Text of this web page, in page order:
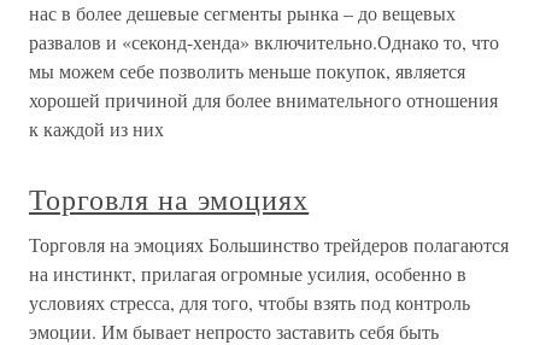
нас в более дешевые сегменты рынка – до вещевых
развалов и «секонд-хенда» включительно.Однако то, что
мы можем себе позволить меньше покупок, является
хорошей причиной для более внимательного отношения
к каждой из них
Торговля на эмоциях
Торговля на эмоциях Большинство трейдеров полагаются
на инстинкт, прилагая огромные усилия, особенно в
условиях стресса, для того, чтобы взять под контроль
эмоции. Им бывает непросто заставить себя быть